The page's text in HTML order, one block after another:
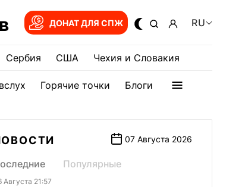
ДОНАТ ДЛЯ СПЖ RU
Сербия США Чехия и Словакия
Горячие точки Блоги
07 Августа 2026
Популярные
Августа 21:57